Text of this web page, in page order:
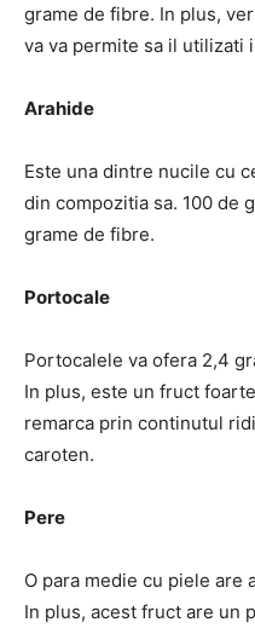
grame de fibre. In plus,
va va permite sa il utilizati
Arahide
Este una dintre nucile cu
din compozitia sa. 100 de
grame de fibre.
Portocale
Portocalele va ofera 2,4
In plus, este un fruct
remarca prin continutul
caroten.
Pere
O para medie cu piele are
In plus, acest fruct are un